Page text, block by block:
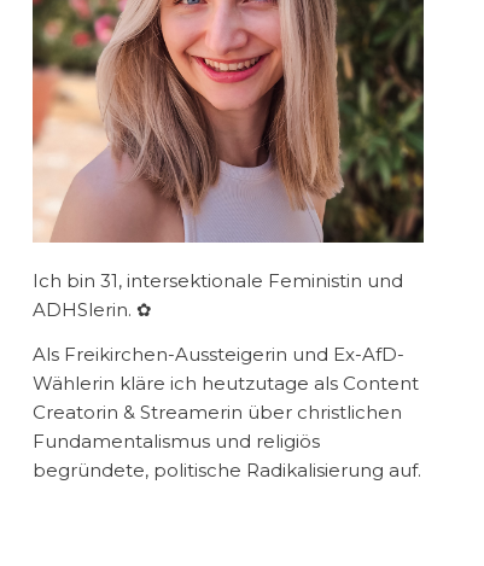
Ich bin 31, intersektionale Feministin und
ADHSlerin. ✿
Als Freikirchen-Aussteigerin und Ex-AfD-
Wählerin kläre ich heutzutage als Content
Creatorin & Streamerin über christlichen
Fundamentalismus und religiös
begründete, politische Radikalisierung auf.